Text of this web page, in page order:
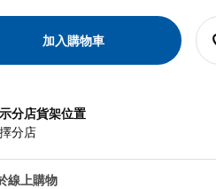
加入購物車
分店貨架位置
分店
線上購物